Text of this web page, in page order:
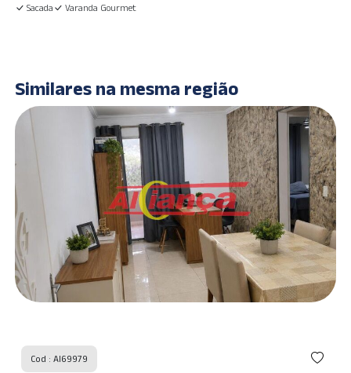
Sacada
Varanda Gourmet
Similares na mesma região
Cod : AI69979